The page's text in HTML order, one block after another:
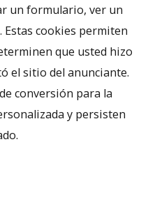
un formulario, ver un
Estas cookies permiten
que usted hizo
el sitio del anunciante.
conversión para la
y persisten